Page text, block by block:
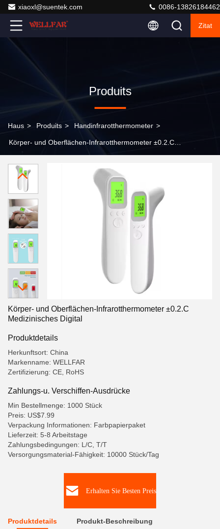
xiaoxl@suentek.com 0086-13826184462
Zitat
Produits
Haus > Produits > Handinfrarotthermometer >
Körper- und Oberflächen-Infrarotthermometer ±0.2.C
Körper- und Oberflächen-Infrarotthermometer ±0.2.C
Medizinisches Digital
Produktdetails
Herkunftsort: China
Markenname: WELLFAR
Zertifizierung: CE, RoHS
Zahlungs-u. Verschiffen-Ausdrücke
Min Bestellmenge: 1000 Stück
Preis: US$7.99
Verpackung Informationen: Farbpapierpaket
Lieferzeit: 5-8 Arbeitstage
Zahlungsbedingungen: L/C, T/T
Versorgungsmaterial-Fähigkeit: 10000 Stück/Tag
Erhalten Sie Besten Preis
Produktdetails Produkt-Beschreibung